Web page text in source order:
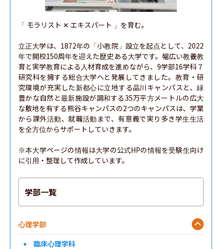
「 モラリスト ✕ エキスパート 」を育む。
立正大学は、1872年の「小教院」設立を起点として、2022
年で開校150周年を迎えた歴史ある大学です。幅広い教養教
育と実学教育による人材育成を進めながら、9学部16学科７
研究科を擁する総合大学へと発展してきました。教育・研
究環境が充実した新都心に立地する品川キャンパスと、緑
豊かな自然と最新施設が調和する35万平方メートルの広大
な敷地を有する熊谷キャンパスの2つのキャンパスは、学業
から課外活動、就職活動まで、有意義で実り多き学生生活
を全方位からサポートしていきます。
※本大学ページの情報は大学の公式HPの情報を受験生向け
に引用・整理して作成しています。
学部一覧
心理学部
臨床心理学科